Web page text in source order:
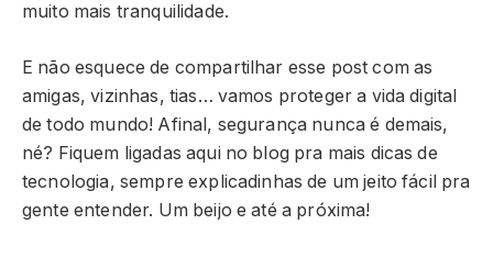
muito mais tranquilidade.
E não esquece de compartilhar esse post com as
amigas, vizinhas, tias… vamos proteger a vida digital
de todo mundo! Afinal, segurança nunca é demais,
né? Fiquem ligadas aqui no blog pra mais dicas de
tecnologia, sempre explicadinhas de um jeito fácil pra
gente entender. Um beijo e até a próxima!